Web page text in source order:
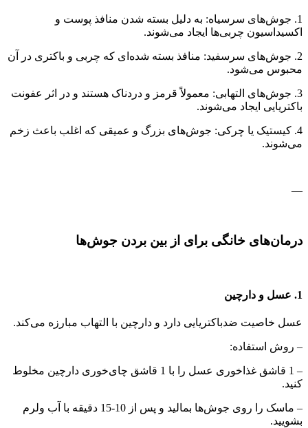
1. جوش‌های سرسیاه: به دلیل بسته شدن منافذ پوست و
اکسیداسیون چربی‌ها ایجاد می‌شوند.
2. جوش‌های سرسفید: منافذ بسته شده‌ای که چربی و باکتری در آن
محبوس می‌شود.
3. جوش‌های التهابی: معمولاً قرمز و دردناک هستند و در اثر عفونت
باکتریایی ایجاد می‌شوند.
4. کیستیک یا چرکی: جوش‌های بزرگ و عمیقی که اغلب باعث زخم
می‌شوند.
—
درمان‌های خانگی برای از بین بردن جوش‌ها
1. عسل و دارچین
عسل خاصیت ضدباکتریایی دارد و دارچین با التهاب مبارزه می‌کند.
– روش استفاده:
– 1 قاشق غذاخوری عسل را با 1 قاشق چای‌خوری دارچین مخلوط
کنید.
– ماسک را روی جوش‌ها بمالید و پس از 10-15 دقیقه با آب ولرم
بشویید.